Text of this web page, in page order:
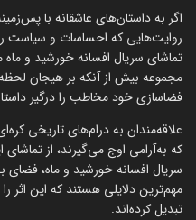
اگر به داستان‌های عاشقانه با
روایت‌هایی که احساسات و سیاست را
تماشای سریال افسانه خورشید و
مجموعه بیش از آنکه بر هیجان
فضاسازی خود مخاطب را درگیر
علاقه‌مندان به درام‌های تاریخی
که به‌آرامی اوج می‌گیرند، از
سریال افسانه خورشید و ماه،
مهم‌ترین دلایلی هستند که این اثر
تبدیل کرده‌اند.